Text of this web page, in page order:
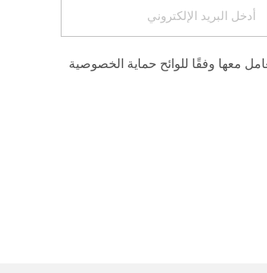
معها وفقًا للوائح حماية الخصوصية